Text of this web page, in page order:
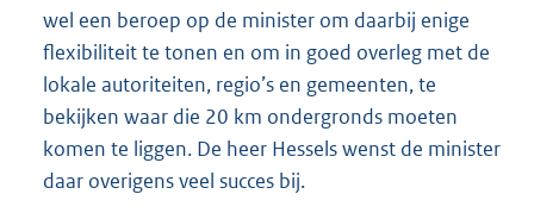
wel een beroep op de minister om daarbij enige
flexibiliteit te tonen en om in goed overleg met de
lokale autoriteiten, regio’s en gemeenten, te
bekijken waar die 20 km ondergronds moeten
komen te liggen. De heer Hessels wenst de minister
daar overigens veel succes bij.